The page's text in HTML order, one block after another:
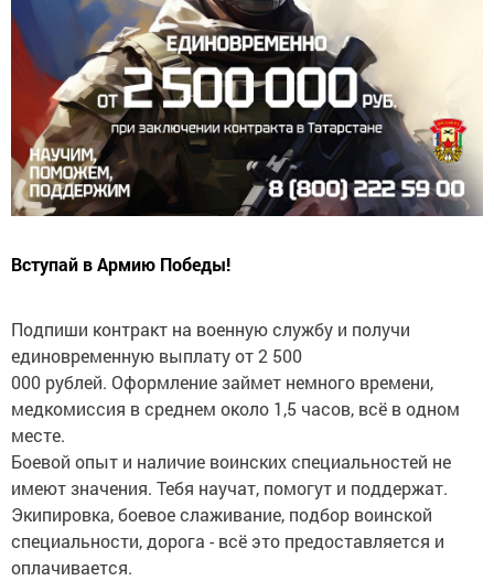
Вступай в Армию Победы!
Подпиши контракт на военную службу и получи
единовременную выплату от 2 500
000 рублей. Оформление займет немного времени,
медкомиссия в среднем около 1,5 часов, всё в одном
месте.
Боевой опыт и наличие воинских специальностей не
имеют значения. Тебя научат, помогут и поддержат.
Экипировка, боевое слаживание, подбор воинской
специальности, дорога - всё это предоставляется и
оплачивается.